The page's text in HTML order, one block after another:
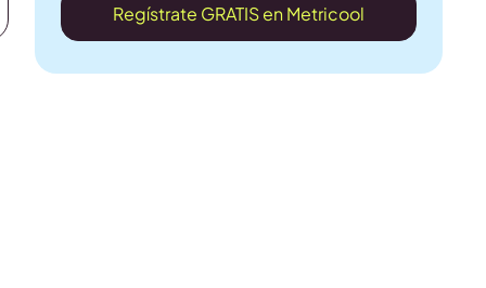
Regístrate GRATIS en Metricool